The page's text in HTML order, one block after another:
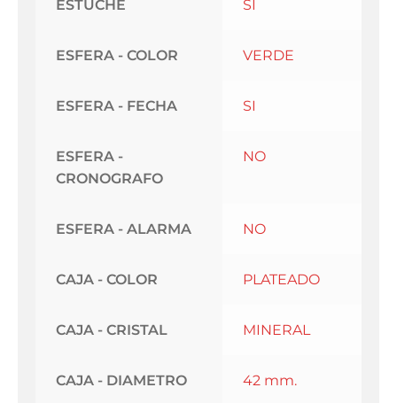
ESTUCHE SI
ESFERA - COLOR VERDE
ESFERA - FECHA SI
ESFERA -
CRONOGRAFO
NO
ESFERA - ALARMA NO
CAJA - COLOR PLATEADO
CAJA - CRISTAL MINERAL
CAJA - DIAMETRO 42 mm.